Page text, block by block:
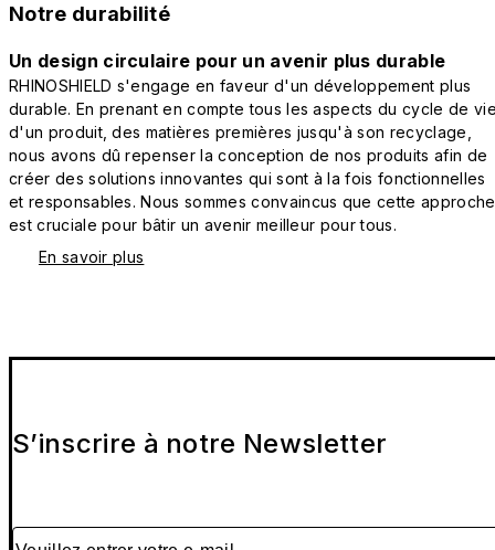
Notre durabilité
Un design circulaire pour un avenir plus durable
RHINOSHIELD s'engage en faveur d'un développement plus
durable. En prenant en compte tous les aspects du cycle de
d'un produit, des matières premières jusqu'à son recyclage,
nous avons dû repenser la conception de nos produits afin de
créer des solutions innovantes qui sont à la fois fonctionnelles
et responsables. Nous sommes convaincus que cette approche
est cruciale pour bâtir un avenir meilleur pour tous.
En savoir plus
S’inscrire à notre Newsletter
Veuillez entrer votre e-mail